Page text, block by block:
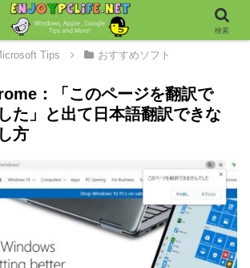
Tips おすすめソフト
：「このページを翻訳で
た」と出て日本語翻訳できな
方
検索